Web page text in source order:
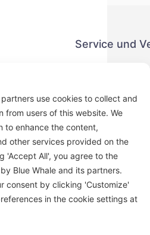
Service und
ROOM
use cookies to collect and
from users of this website. We
to enhance the content,
other services provided on the
'Accept All', you agree to the
Blue Whale and its partners.
consent by clicking 'Customize'
in the cookie settings at